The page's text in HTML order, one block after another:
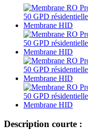
Description courte :